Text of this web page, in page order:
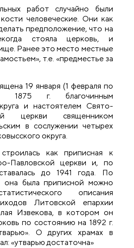
работ случайно были
человеческие. Они как
предположение, что на
стояла церковь, и
Ранее это место местные
т.е. «предместье за
19 января (1 февраля по
1875 г. благочинным
и настоятелем Свято-
церкви священником
в сослужении четырех
округа.
как приписная к
Павловской церкви и, по
до 1941 года. По
она была приписной можно
описания
Литовской епархии
Извекова, в котором он
по состоянию на 1892 г.
О других храмах в
«утварью достаточна»